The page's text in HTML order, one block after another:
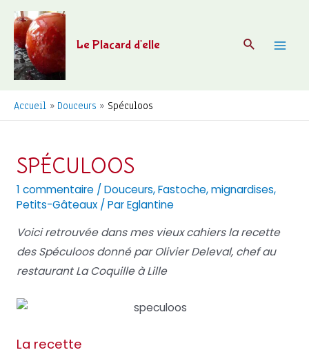
Aller
contenu
Le Placard d'elle
Accueil Douceurs Spéculoos
SPÉCULOOS
1 commentaire /Douceurs,Fastoche,mignardises,
Petits-Gâteaux/ ParEglantine
Voici retrouvée dans mes vieux cahiers la recette
des Spéculoos donné par Olivier Deleval, chef au
restaurant La Coquille à Lille
La recette